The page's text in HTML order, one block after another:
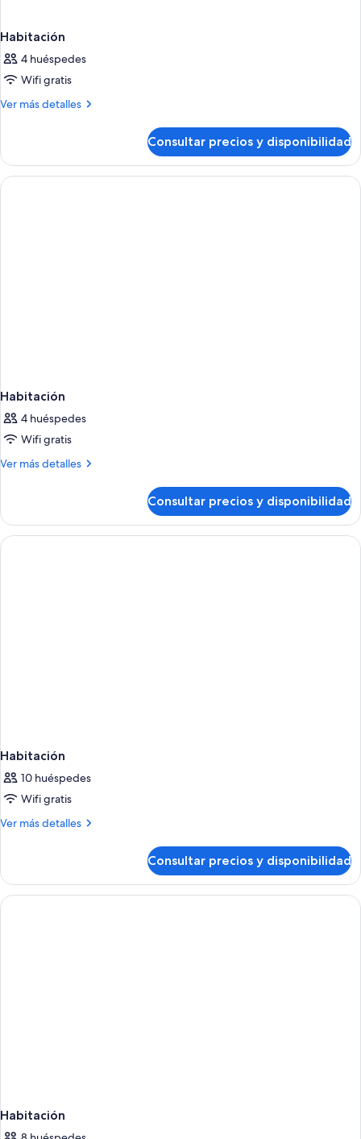
Habitación
4 huéspedes
Wifi gratis
Ver más detalles
Más
Consultar precios y disponibilidad
Habitación
4 huéspedes
Wifi gratis
Ver más detalles
Más
Consultar precios y disponibilidad
Habitación
10 huéspedes
Wifi gratis
Ver más detalles
Más
Consultar precios y disponibilidad
Habitación